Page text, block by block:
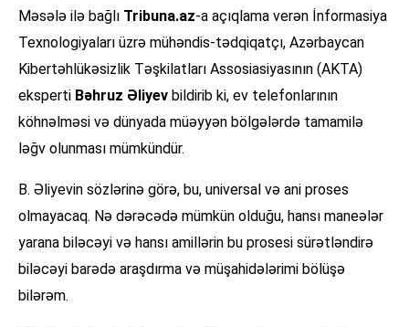
Məsələ ilə bağlı Tribuna.az-a açıqlama verən İnformasiya
Texnologiyaları üzrə mühəndis-tədqiqatçı, Azərbaycan
Kibertəhlükəsizlik Təşkilatları Assosiasiyasının (AKTA)
eksperti Bəhruz Əliyev bildirib ki, ev telefonlarının
köhnəlməsi və dünyada müəyyən bölgələrdə tamamilə
ləğv olunması mümkündür.
B. Əliyevin sözlərinə görə, bu, universal və ani proses
olmayacaq. Nə dərəcədə mümkün olduğu, hansı maneələr
yarana biləcəyi və hansı amillərin bu prosesi sürətləndirə
biləcəyi barədə araşdırma və müşahidələrimi bölüşə
bilərəm.